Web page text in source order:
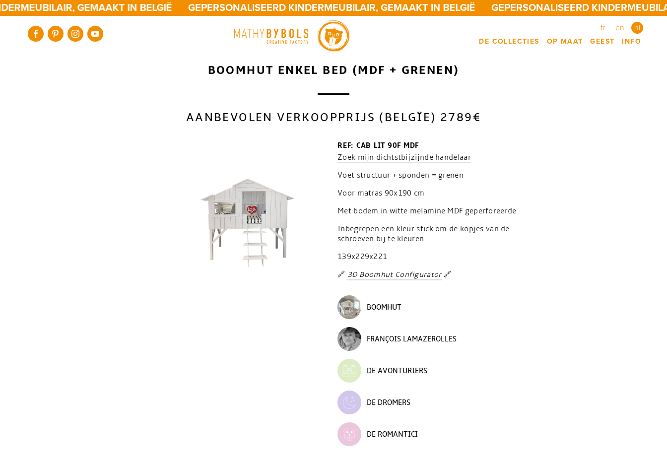
GEMAAKT IN BELGIË GEPERSONALISEERD KINDERMEUBILAIR, GEMAAKT IN BELGIË GEPERSONALISEERD
fr en nl
DE COLLECTIES OP MAAT GEEST INFO
BOOMHUT ENKEL BED (MDF + GRENEN)
AANBEVOLEN VERKOOPPRIJS (BELGÏE) 2789€
REF: CAB LIT 90F MDF
Zoek mijn dichtstbijzijnde handelaar
Voet structuur + sponden = grenen
Voor matras 90x190 cm
Met bodem in witte melamine MDF geperforeerde
Inbegrepen een kleur stick om de kopjes van de
schroeven bij te kleuren
139x229x221
🔗 3D Boomhut Configurator 🔗
BOOMHUT
FRANÇOIS LAMAZEROLLES
DE AVONTURIERS
DE DROMERS
DE ROMANTICI